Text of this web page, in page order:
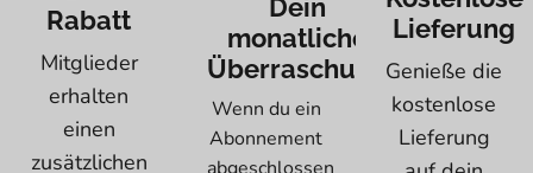
Rabatt
Mitglieder
erhalten
einen
zusätzlichen
Dein
monatliche
Überraschung
Wenn du ein
Abonnement
Lieferung
Genieße die
kostenlose
Lieferung